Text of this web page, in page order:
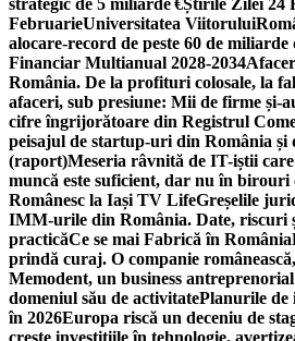
strategic de 5 miliarde €Știrile Zilei 24
FebruarieUniversitatea Viitorului
alocare-record de peste 60 de
Financiar Multianual 2028-2034
România. De la profituri colosale, la
afaceri, sub presiune: Mii de firme și-
cifre îngrijorătoare din Registrul
peisajul de startup-uri din România și
(raport)Meseria râvnită de IT-iștii
muncă este suficient, dar nu în birouri
Românesc la Iași TV LifeGreșelile
IMM-urile din România. Date, riscuri
practicăCe se mai Fabrică în România
prindă curaj. O companie
Memodent, un business
domeniul său de activitatePlanurile de
în 2026Europa riscă un deceniu de